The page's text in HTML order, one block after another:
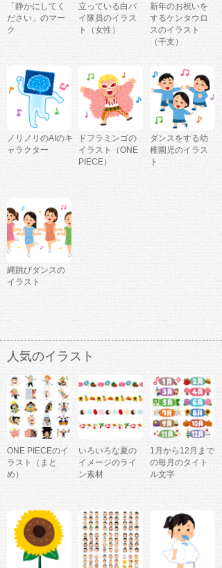
「静かにしてく
ださい」のマー
ク
立っている白バ
イ隊員のイラス
ト（女性）
新年のお祝いを
するケンタウロ
スのイラスト
（干支）
ノリノリのAIのキ
ャラクター
ドフラミンゴの
イラスト（ONE
PIECE）
ダンスをする幼
稚園児のイラス
ト
縄跳びダンスの
イラスト
人気のイラスト
ONE PIECEのイ
ラスト（まと
め）
いろいろな夏の
イメージのライ
ン素材
1月から12月まで
の毎月のタイト
ル文字